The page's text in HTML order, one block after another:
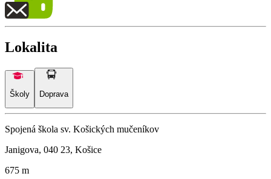
Lokalita
Školy Doprava
Spojená škola sv. Košických mučeníkov
Janigova, 040 23, Košice
675 m